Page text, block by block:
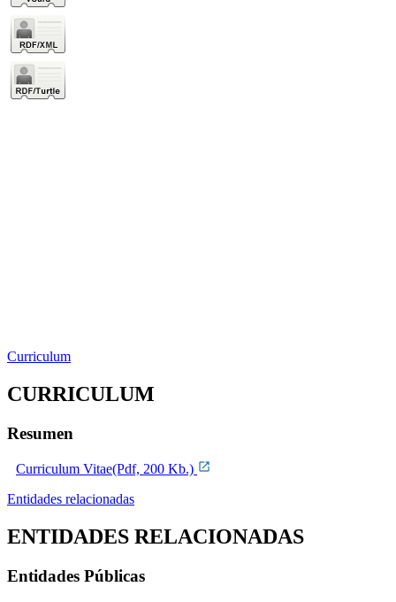
Curriculum
CURRICULUM
Resumen
Curriculum Vitae(Pdf, 200 Kb.)
Entidades relacionadas
ENTIDADES RELACIONADAS
Entidades Públicas